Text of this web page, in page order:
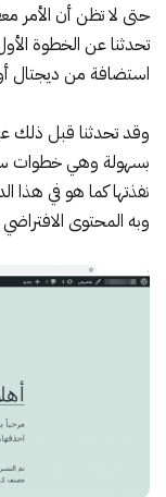
حتى لا تظن أن الأمر
تحدثنا عن الخطوة
استضافة من ديجتال
وقد تحدثنا قبل ذلك
بسهولة وهي خطوات
نفذتها كما هو في
وبه المحتوى